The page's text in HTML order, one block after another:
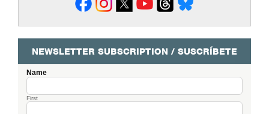
NEWSLETTER SUBSCRIPTION / SUSCRÍBETE
Name
First